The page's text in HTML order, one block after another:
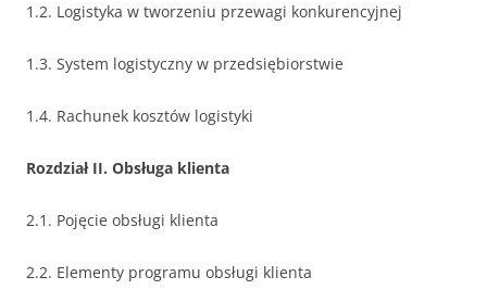
1.2. Logistyka w tworzeniu przewagi konkurencyjnej
1.3. System logistyczny w przedsiębiorstwie
1.4. Rachunek kosztów logistyki
Rozdział II. Obsługa klienta
2.1. Pojęcie obsługi klienta
2.2. Elementy programu obsługi klienta